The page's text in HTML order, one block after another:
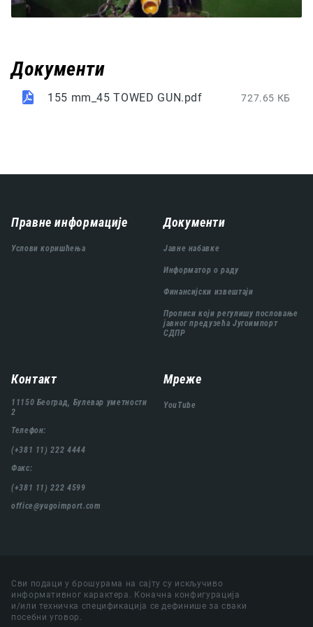
Документи
155 mm_45 TOWED GUN.pdf 727.65 КБ
Навигација
подножја
Правне информације
Услови коришћења
Документи
Јавне набавке
Информатор о раду
Финансијски извештаји
Прописи који регулишу пословање
јавног предузећа Југоимпорт
СДПР
Контакт
11150 Београд, Булевар уметности
2
Телефон:
(+381 11) 222 4444
Факс:
(+381 11) 222 4599
office@yugoimport.com
Мреже
YouTube
Сви подаци у брошурама на сајту су искључиво
информативног карактера. Коначна конфигурација
и/или техничка спецификација се дефинише за сваки
посебни уговор.